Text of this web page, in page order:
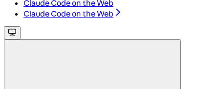
Claude Code on the Web
Claude Code on the Web